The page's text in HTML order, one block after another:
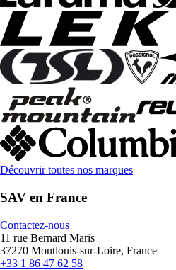
Découvrir toutes nos marques
SAV en France
Contactez-nous
11 rue Bernard Maris
37270 Montlouis-sur-Loire, France
+33 1 86 47 62 58